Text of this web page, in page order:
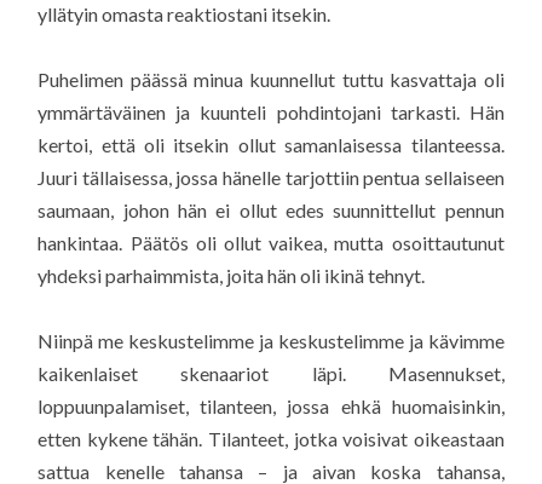
yllätyin omasta reaktiostani itsekin.
Puhelimen päässä minua kuunnellut tuttu kasvattaja oli
ymmärtäväinen ja kuunteli pohdintojani tarkasti. Hän
kertoi, että oli itsekin ollut samanlaisessa tilanteessa.
Juuri tällaisessa, jossa hänelle tarjottiin pentua sellaiseen
saumaan, johon hän ei ollut edes suunnittellut pennun
hankintaa. Päätös oli ollut vaikea, mutta osoittautunut
yhdeksi parhaimmista, joita hän oli ikinä tehnyt.
Niinpä me keskustelimme ja keskustelimme ja kävimme
kaikenlaiset skenaariot läpi. Masennukset,
loppuunpalamiset, tilanteen, jossa ehkä huomaisinkin,
etten kykene tähän. Tilanteet, jotka voisivat oikeastaan
sattua kenelle tahansa – ja aivan koska tahansa,